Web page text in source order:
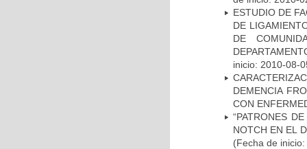
ESTUDIO DE
DE
DE
inicio: 2010-08-
DEMENCIA
CON
“PATRONES
NOTCH EN EL
(Fecha de